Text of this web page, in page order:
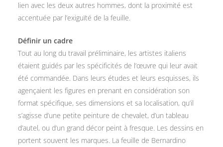
lien avec les deux autres hommes, dont la proximité est
accentuée par l’exiguïté de la feuille.
Définir un cadre
Tout au long du travail préliminaire, les artistes italiens
étaient guidés par les spécificités de l’œuvre qui leur avait
été commandée. Dans leurs études et leurs esquisses, ils
agençaient les figures en prenant en considération son
format spécifique, ses dimensions et sa localisation, qu’il
s’agisse d’une petite peinture de chevalet, d’un tableau
d’autel, ou d’un grand décor peint à fresque. Les dessins en
portent souvent les marques. La feuille de Bernardino